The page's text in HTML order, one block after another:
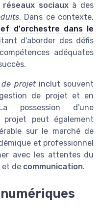
réseaux sociauxà des
. Dans ce contexte,
d'orchestre dans le
d'aborder des défis
adéquates
projetinclut souvent
de projet et en
possession d'une
peut également
sur le marché de
et professionnel
avec les attentes du
et de communication.